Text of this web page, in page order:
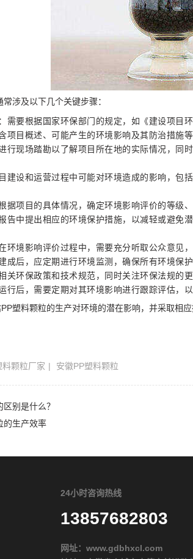
涉及以下几个关键步骤：
需要根据国家环保部门的规定，如《建设项目
项目概述、可能产生的环境影响及其防治措施等
行现场踏勘以了解项目所在地的实际情况，同
建设和运营过程中可能对环境造成的影响，包
据项目的具体情况，确定环境影响评价的等级
告中提出相应的环境保护措施，以减轻或避免
环境影响评价过程中，需要充分听取公众意见
成后，应定期进行环境监测，确保所有环境保
关环保政策和技术规范，同时关注环保法规的
行后，需要定期对其环境影响进行跟踪评估，
塑料颗粒的生产对环境的潜在影响，并采取相应
料颗粒厂家 安徽PP塑料颗粒
别是什么？
的生产效率
24小时咨询热线
13857682803
网址：www.gdbhxcl.com